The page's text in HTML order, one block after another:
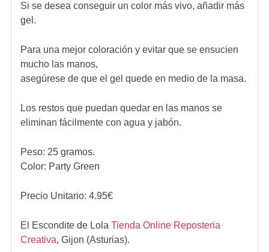
Si se desea conseguir un color más vivo, añadir más
gel.
Para una mejor coloración y evitar que se ensucien
mucho las manos,
asegúrese de que el gel quede en medio de la masa.
Los restos que puedan quedar en las manos se
eliminan fácilmente con agua y jabón.
Peso: 25 gramos.
Color: Party Green
Precio Unitario: 4.95€
El Escondite de Lola Tienda Online Reposteria
Creativa, Gijon (Asturias).